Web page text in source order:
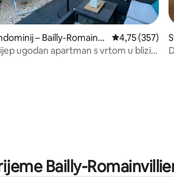
5/5, recenzija: 34
– Bailly-Romainvil
Prosječna
4,75 (357)
ugodan apartman s vrtom u blizini
Bailly-